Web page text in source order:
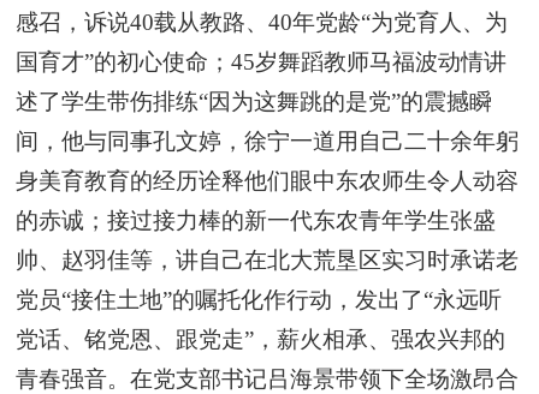
感召，诉说40载从教路、40年党龄“为党育人、为
国育才”的初心使命；45岁舞蹈教师马福波动情讲
述了学生带伤排练“因为这舞跳的是党”的震撼瞬
间，他与同事孔文婷，徐宁一道用自己二十余年躬
身美育教育的经历诠释他们眼中东农师生令人动容
的赤诚；接过接力棒的新一代东农青年学生张盛
帅、赵羽佳等，讲自己在北大荒垦区实习时承诺老
党员“接住土地”的嘱托化作行动，发出了“永远听
党话、铭党恩、跟党走”，薪火相承、强农兴邦的
青春强音。在党支部书记吕海景带领下全场激昂合